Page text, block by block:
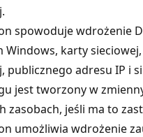
spowoduje wdrożenie
Windows, karty
publicznego adresu IP i
jest tworzony w
zasobach, jeśli ma to
umożliwia wdrożenie